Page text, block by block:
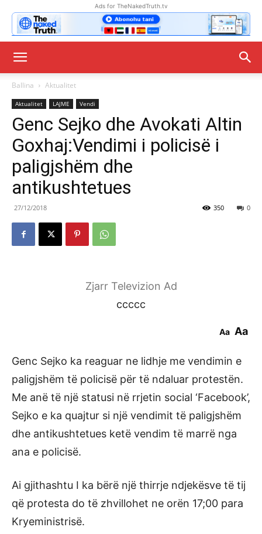
Ads for TheNakedTruth.tv
Ballina Aktualitet
Aktualitet LAJME Vendi
Genc Sejko dhe Avokati Altin
Goxhaj:Vendimi i policisë i
paligjshëm dhe
antikushtetues
27/12/2018 0
350
Zjarr Televizion Ad
ccccc
Aa Aa
Genc Sejko ka reaguar ne lidhje me vendimin e
paligjshëm të policisë për të ndaluar protestën.
Me anë të një statusi në rrjetin social ‘Facebook’,
Sejko e ka quajtur si një vendimit të paligjshëm
dhe antikushtetues ketë vendim të marrë nga
ana e policisë.
Ai gjithashtu I ka bërë një thirrje ndjekësve të tij
që protesta do të zhvillohet ne orën 17;00 para
Kryeministrisë.